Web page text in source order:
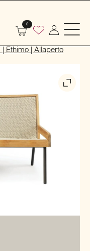
0
Ethimo | Allaperto